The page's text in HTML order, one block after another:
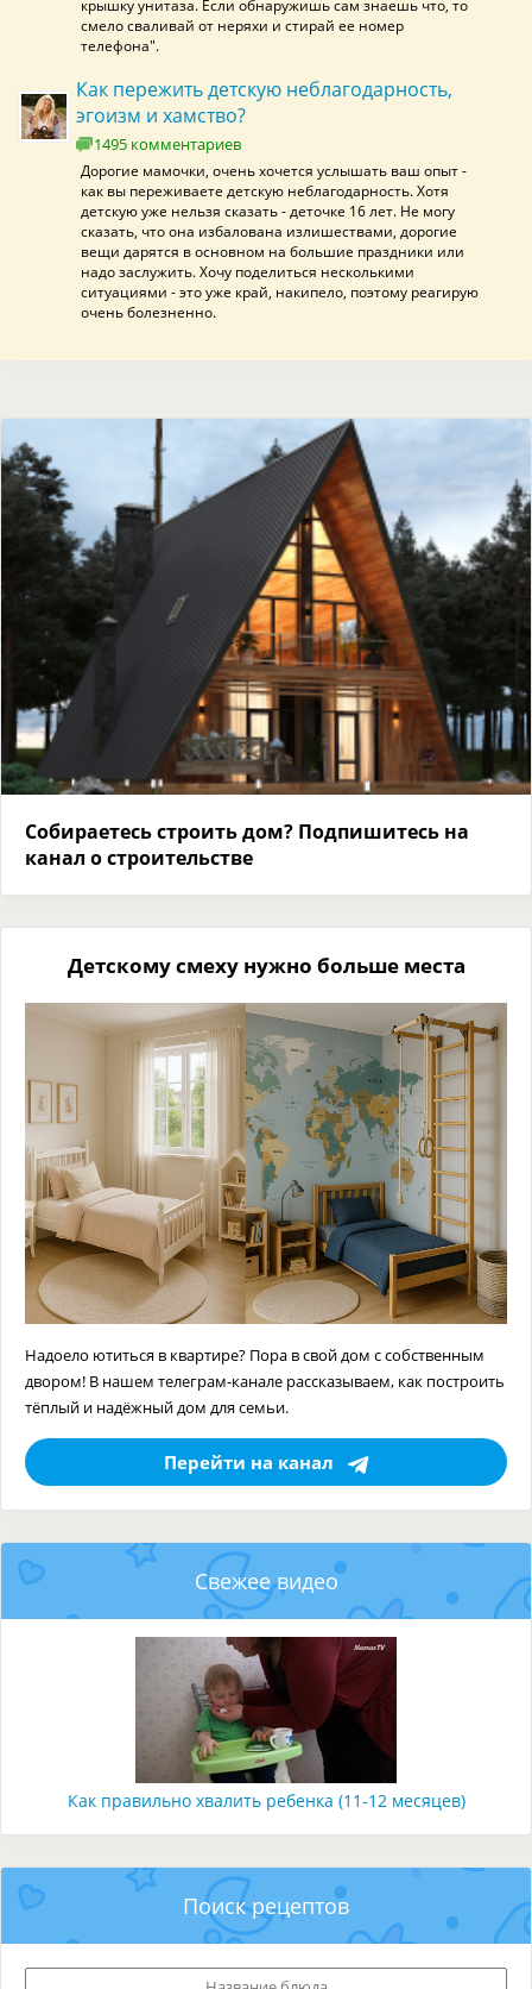
крышку унитаза. Если обнаружишь сам знаешь что, то
смело сваливай от неряхи и стирай ее номер
телефона".
Как пережить детскую неблагодарность,
эгоизм и хамство?
1495 комментариев
Дорогие мамочки, очень хочется услышать ваш опыт -
как вы переживаете детскую неблагодарность. Хотя
детскую уже нельзя сказать - деточке 16 лет. Не могу
сказать, что она избалована излишествами, дорогие
вещи дарятся в основном на большие праздники или
надо заслужить. Хочу поделиться несколькими
ситуациями - это уже край, накипело, поэтому реагирую
очень болезненно.
Собираетесь строить дом? Подпишитесь на
канал о строительстве
Детскому смеху нужно больше места
Надоело ютиться в квартире? Пора в свой дом с собственным
двором! В нашем телеграм-канале рассказываем, как построить
тёплый и надёжный дом для семьи.
Перейти на канал
Свежее видео
Как правильно хвалить ребенка (11-12 месяцев)
Поиск рецептов